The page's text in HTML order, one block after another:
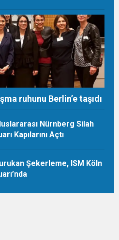
ruhunu Berlin’e taşıdı
Nürnberg Silah
Kapılarını Açtı
Şekerleme, ISM Köln